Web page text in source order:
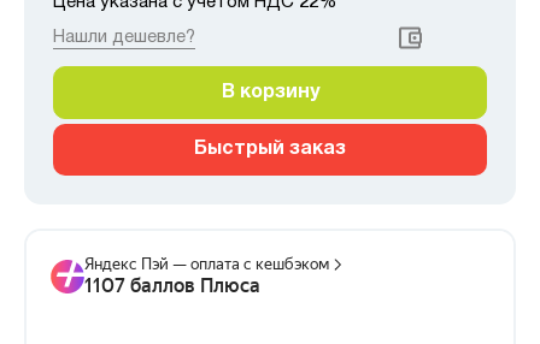
Нашли дешевле?
В корзину
Быстрый заказ